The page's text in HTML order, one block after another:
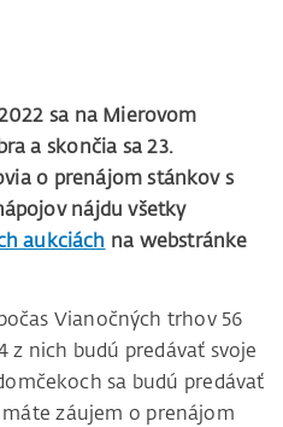
sa na Mierovom
a skončia sa 23.
o prenájom stánkov s
nájdu všetky
aukciách na webstránke
Vianočných trhov 56
z nich budú predávať svoje
sa budú predávať
záujem o prenájom